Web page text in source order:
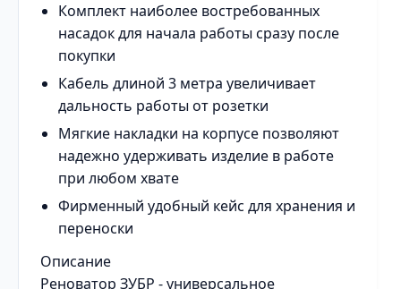
Комплект наиболее востребованных
насадок для начала работы сразу после
покупки
Кабель длиной 3 метра увеличивает
дальность работы от розетки
Мягкие накладки на корпусе позволяют
надежно удерживать изделие в работе
при любом хвате
Фирменный удобный кейс для хранения и
переноски
Описание
Реноватор ЗУБР - универсальное